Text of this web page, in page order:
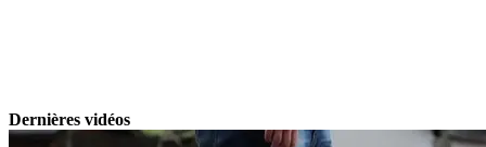
Dernières vidéos